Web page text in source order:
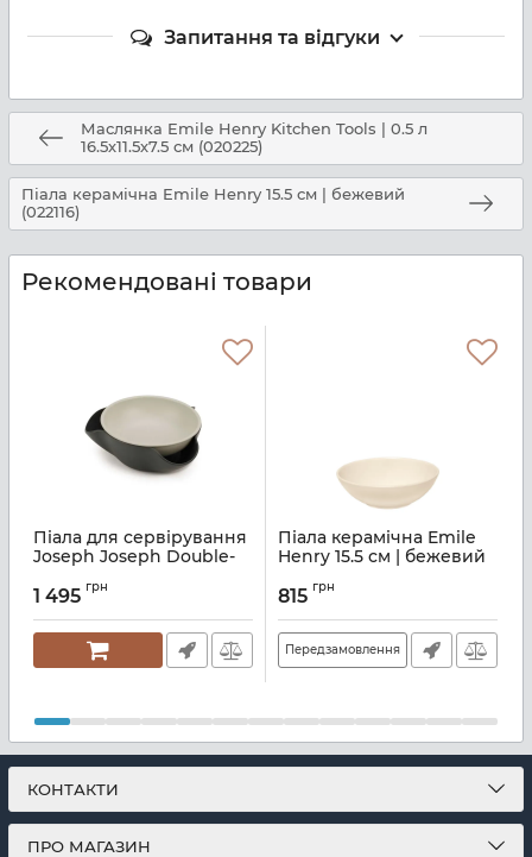
Запитання та відгуки
Маслянка Emile Henry Kitchen Tools | 0.5 л
16.5х11.5х7.5 см (020225)
Піала керамічна Emile Henry 15.5 см | бежевий
(022116)
Рекомендовані товари
Піала для сервірування
Joseph Joseph Double-
Артикул:
1 495 грн
Піала керамічна Emile
Henry 15.5 см | бежевий
Артикул:
815 грн
Передзамовлення
КОНТАКТИ
ПРО МАГАЗИН